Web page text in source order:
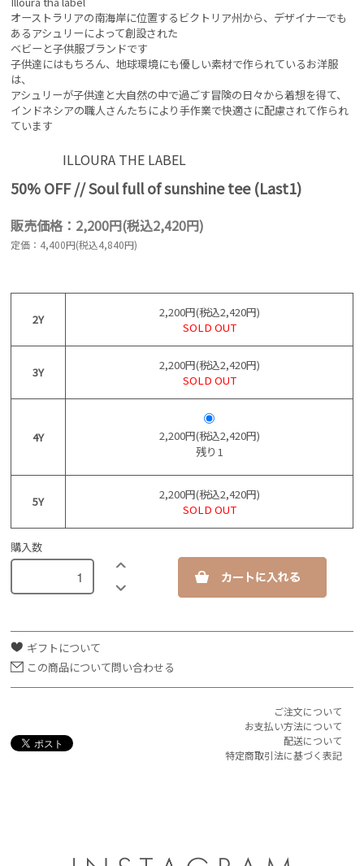
オーストラリアの南海岸に位置するビクトリア州から、デザイナーでも
あるアシュリーによって創設された
ベビーと子供服ブランドです
子供達にはもちろん、地球環境にも優しい素材で作られているお洋服
は、
アシュリーが子供達と大自然の中で過ごす冒険の日々から着想を得て、
インドネシアの職人さんたちにより手作業で快適さに配慮されて作られ
ています
ILLOURA THE LABEL
50% OFF // Soul full of sunshine tee (Last1)
販売価格：2,200円(税込2,420円)
定価：4,400円(税込4,840円)
2Y
2,200円(税込2,420円)
SOLD OUT
3Y
2,200円(税込2,420円)
SOLD OUT
4Y
2,200円(税込2,420円)
残り1
5Y
2,200円(税込2,420円)
SOLD OUT
購入数
ギフトについて
この商品について問い合わせる
ご注文について
お支払い方法について
配送について
特定商取引法に基づく表記